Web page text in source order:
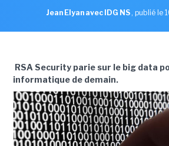
Jean Elyan avec IDG NS , publié le
RSA Security parie sur le big data
informatique de demain.